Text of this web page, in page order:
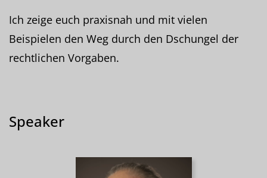
Ich zeige euch praxisnah und mit vielen
Beispielen den Weg durch den Dschungel der
rechtlichen Vorgaben.
Speaker